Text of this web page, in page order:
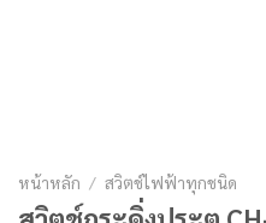
หน้าหลัก / สวิตช์ไฟฟ้าทุกชนิด